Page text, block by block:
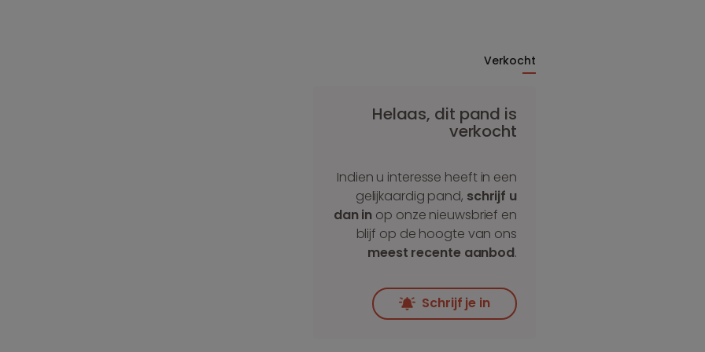
Verkocht
Helaas, dit pand is
verkocht
Indien u interesse heeft in een
gelijkaardig pand, schrijf u
dan in op onze nieuwsbrief en
blijf op de hoogte van ons
meest recente aanbod.
Schrijf je in